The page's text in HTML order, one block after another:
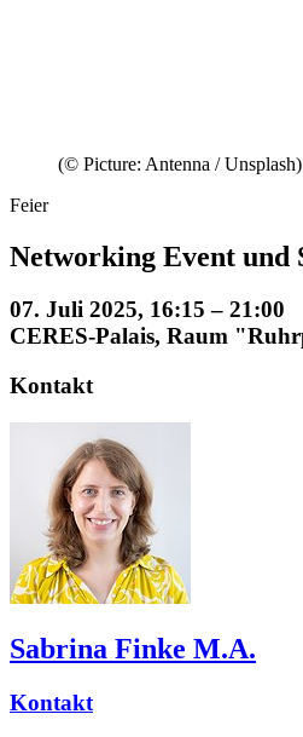
(© Picture: Antenna / Unsplash)
Feier
Networking Event und
07. Juli 2025, 16:15 – 21:00
CERES-Palais, Raum
Kontakt
Sabrina Finke M.A.
Kontakt